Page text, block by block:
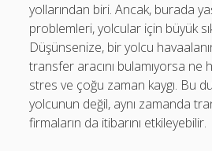
yollarından biri. Ancak, burada
problemleri, yolcular için büyük
Düşünsenize, bir yolcu
transfer aracını bulamıyorsa ne
stres ve çoğu zaman kaygı. Bu
yolcunun değil, aynı zamanda
firmaların da itibarını etkileyebilir.